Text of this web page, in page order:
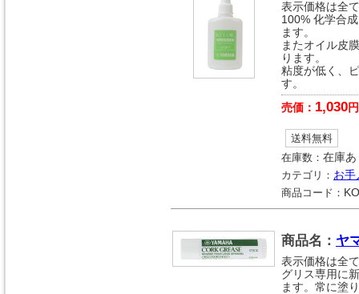
表示価格は全
100% 化学合
ます。
またオイル皮
ります。
粘度が低く、
す。
売価： 1,030 円
送料無料
在庫数： 在庫あ
カテゴリ： お手
商品コード：
商品名： ヤ
表示価格は全
グリス専用に
ます。常に塗